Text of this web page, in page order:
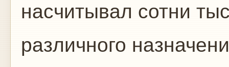
насчитывал сотни
различного